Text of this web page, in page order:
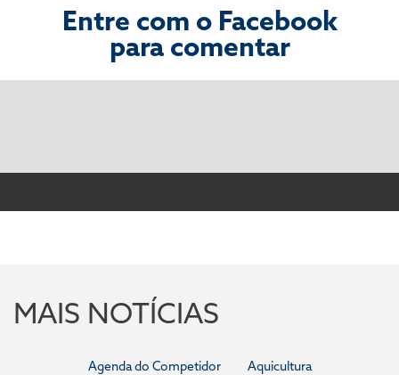
Entre com o Facebook
para comentar
MAIS NOTÍCIAS
Agenda do Competidor Aquicultura